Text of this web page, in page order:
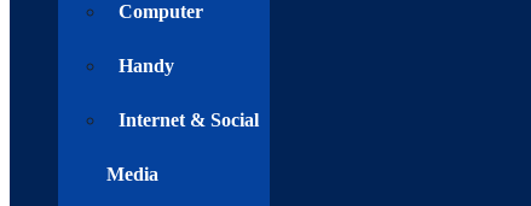
Computer
Handy
Internet & Social
Media